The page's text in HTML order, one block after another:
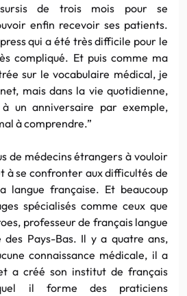
de trois mois pour se
enfin recevoir ses patients.
qui a été très difficile pour le
compliqué. Et puis comme ma
sur le vocabulaire médical, je
mais dans la vie quotidienne,
un anniversaire par exemple,
à comprendre.”
de médecins étrangers à vouloir
à se confronter aux difficultés de
langue française. Et beaucoup
spécialisés comme ceux que
professeur de français langue
Pays-Bas. Il y a quatre ans,
connaissance médicale, il a
a créé son institut de français
il forme des praticiens